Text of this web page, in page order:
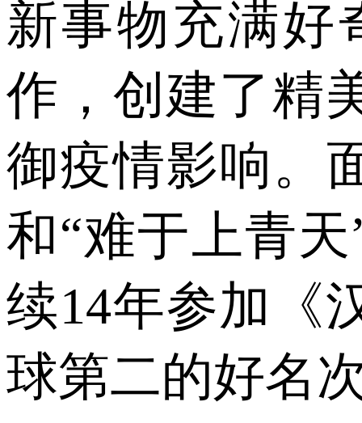
新事物充满好
作，创建了精
御疫情影响。
和“难于上青
续14年参加《
球第二的好名